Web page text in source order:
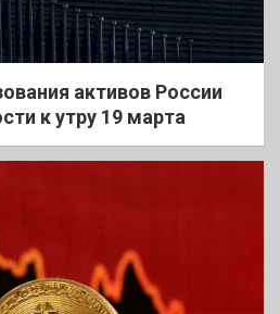
активов России
к утру 19 марта